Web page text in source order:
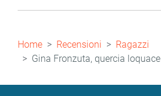
Briciole
di
pane
Home Recensioni
Ragazzi
Gina Fronzuta, quercia loquace